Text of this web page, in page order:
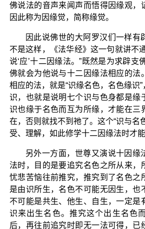
佛说法的音声来闻声而悟得因缘观，
因此称为因缘觉，简称缘觉。
因此说佛世的大阿罗汉们一样有
不是这样，《法华经》这一句就讲不
说‘应’十二因缘法。”既然是为求辟支
佛就会为他说与十二因缘法相应的法
相应的法，就是“识缘名色，名色缘识
识，也就是说明七个识与色身都是缘
识也缘于名色而互为所缘，才能在三
在，否则就找不到祂了。这个“识与名
受、理解，如此修学十二因缘法时才
另外一方面，世尊又演说十因缘
法时，目的是要追究名色之所从来，
忧悲苦恼往前推究，推究到了名色之
是由识所生，名色不可能无因生，也
不可能是共生、他生、自生，一定是
识来出生名色。推究这个出生名色
后，再往前追究时即无一法可得，已